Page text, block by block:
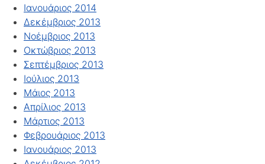
Ιανουάριος 2014
Δεκέμβριος 2013
Νοέμβριος 2013
Οκτώβριος 2013
Σεπτέμβριος 2013
Ιούλιος 2013
Μάιος 2013
Απρίλιος 2013
Μάρτιος 2013
Φεβρουάριος 2013
Ιανουάριος 2013